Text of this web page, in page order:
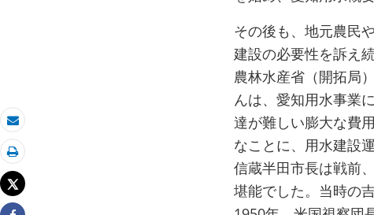
Eメール
印刷
Tweet
その後も、地元農民
建設の必要性を訴え
農林水産省（開拓局
んは、愛知用水事業
達が難しい膨大な費
なことに、用水建設
信蔵半田市長は戦前
堪能でした。当時の